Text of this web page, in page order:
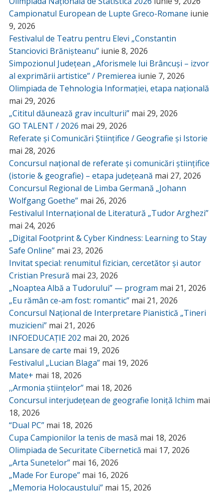
Campionatul European de Lupte Greco-Romane iunie
9, 2026
Festivalul de Teatru pentru Elevi „Constantin
Stanciovici Brănișteanu” iunie 8, 2026
Simpozionul Județean „Aforismele lui Brâncuși – izvor
al exprimării artistice” / Premierea iunie 7, 2026
Olimpiada de Tehnologia Informației, etapa națională
mai 29, 2026
„Cititul dăunează grav inculturii” mai 29, 2026
GO TALENT / 2026 mai 29, 2026
Referate și Comunicări Științifice / Geografie și Istorie
mai 28, 2026
Concursul național de referate și comunicări științifice
(istorie & geografie) – etapa județeană mai 27, 2026
Concursul Regional de Limba Germană „Johann
Wolfgang Goethe” mai 26, 2026
Festivalul Internațional de Literatură „Tudor Arghezi”
mai 24, 2026
„Digital Footprint & Cyber Kindness: Learning to Stay
Safe Online” mai 23, 2026
Invitat special: renumitul fizician, cercetător și autor
Cristian Presură mai 23, 2026
„Noaptea Albă a Tudorului” — program mai 21, 2026
„Eu rămân ce-am fost: romantic” mai 21, 2026
Concursul Național de Interpretare Pianistică „Tineri
muzicieni” mai 21, 2026
INFOEDUCAȚIE 202 mai 20, 2026
Lansare de carte mai 19, 2026
Festivalul „Lucian Blaga” mai 19, 2026
Mate+ mai 18, 2026
,,Armonia științelor” mai 18, 2026
Concursul interjudețean de geografie Ioniță Ichim mai
18, 2026
“Dual PC” mai 18, 2026
Cupa Campionilor la tenis de masă mai 18, 2026
Olimpiada de Securitate Cibernetică mai 17, 2026
„Arta Sunetelor” mai 16, 2026
„Made For Europe” mai 16, 2026
„Memoria Holocaustului” mai 15, 2026